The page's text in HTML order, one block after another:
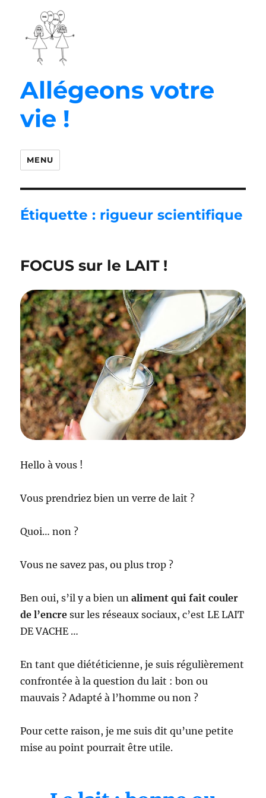
Allégeons votre
vie !
MENU
Étiquette : rigueur scientifique
FOCUS sur le LAIT !
Hello à vous !
Vous prendriez bien un verre de lait ?
Quoi… non ?
Vous ne savez pas, ou plus trop ?
Ben oui, s’il y a bien unaliment qui fait couler
de l’encre sur les réseaux sociaux, c’est LE LAIT
DE VACHE …
En tant que diététicienne, je suis régulièrement
confrontée à la question du lait : bon ou
mauvais ? Adapté à l’homme ou non ?
Pour cette raison, je me suis dit qu’une petite
mise au point pourrait être utile.